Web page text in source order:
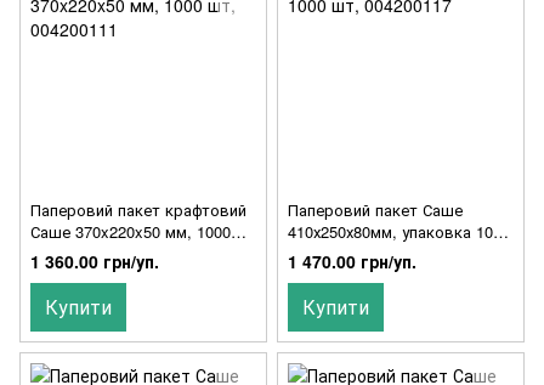
Паперовий пакет крафтовий
Саше 370x220x50 мм, 1000
шт, 004200111
1 360.00 грн/уп.
Купити
Паперовий пакет Саше
410х250х80мм, упаковка 1000
шт, 004200117
1 470.00 грн/уп.
Купити